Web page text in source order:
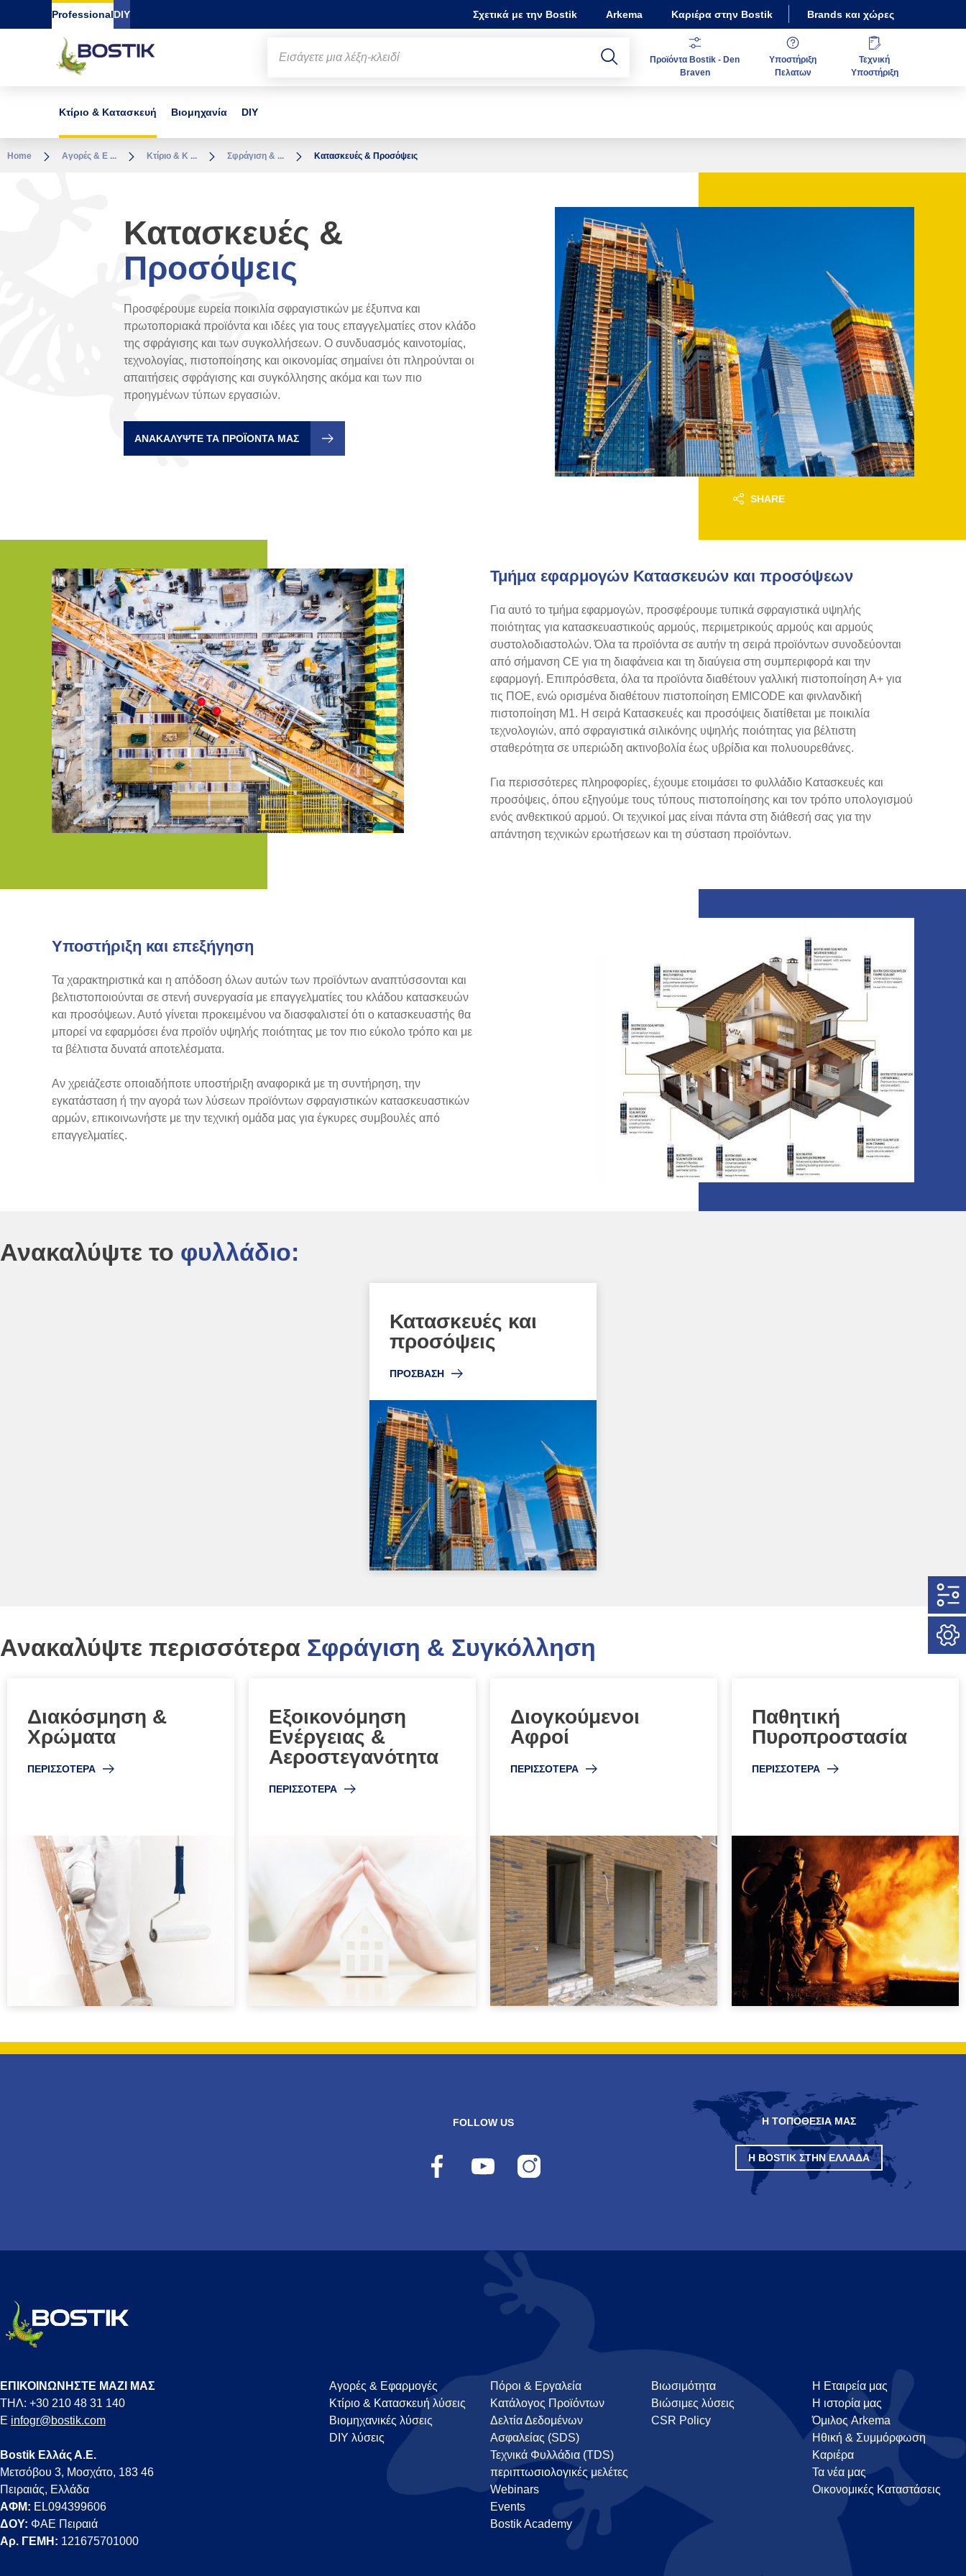
Go to content Go to navigation
ProfessionalDIY Σχετικά με την Bostik Arkema Καριέρα στην Bostik Brands και χώρες
Κτίριο & Κατασκευή Βιομηχανία DIY
Προϊόντα Bostik - Den
Braven
Υποστήριξη
Πελατων
Τεχνική
Υποστήριξη
Home Αγορές & Ε ... Κτίριο & Κ ... Σφράγιση & ... Κατασκευές & Προσόψεις
Κατασκευές &
Προσόψεις
Προσφέρουμε ευρεία ποικιλία σφραγιστικών με έξυπνα και
πρωτοποριακά προϊόντα και ιδέες για τους επαγγελματίες στον κλάδο
της σφράγισης και των συγκολλήσεων. Ο συνδυασμός καινοτομίας,
τεχνολογίας, πιστοποίησης και οικονομίας σημαίνει ότι πληρούνται οι
απαιτήσεις σφράγισης και συγκόλλησης ακόμα και των πιο
προηγμένων τύπων εργασιών.
ΑΝΑΚΑΛΎΨΤΕ ΤΑ ΠΡΟΪΌΝΤΑ ΜΑΣ
SHARE
Τμήμα εφαρμογών Κατασκευών και προσόψεων
Για αυτό το τμήμα εφαρμογών, προσφέρουμε τυπικά σφραγιστικά υψηλής
ποιότητας για κατασκευαστικούς αρμούς, περιμετρικούς αρμούς και αρμούς
συστολοδιαστολών. Όλα τα προϊόντα σε αυτήν τη σειρά προϊόντων συνοδεύονται
από σήμανση CE για τη διαφάνεια και τη διαύγεια στη συμπεριφορά και την
εφαρμογή. Επιπρόσθετα, όλα τα προϊόντα διαθέτουν γαλλική πιστοποίηση Α+ για
τις ΠΟΕ, ενώ ορισμένα διαθέτουν πιστοποίηση EMICODE και φινλανδική
πιστοποίηση M1. Η σειρά Κατασκευές και προσόψεις διατίθεται με ποικιλία
τεχνολογιών, από σφραγιστικά σιλικόνης υψηλής ποιότητας για βέλτιστη
σταθερότητα σε υπεριώδη ακτινοβολία έως υβρίδια και πολυουρεθάνες.
Για περισσότερες πληροφορίες, έχουμε ετοιμάσει το φυλλάδιο Κατασκευές και
προσόψεις, όπου εξηγούμε τους τύπους πιστοποίησης και τον τρόπο υπολογισμού
ενός ανθεκτικού αρμού. Οι τεχνικοί μας είναι πάντα στη διάθεσή σας για την
απάντηση τεχνικών ερωτήσεων και τη σύσταση προϊόντων.
Υποστήριξη και επεξήγηση
Τα χαρακτηριστικά και η απόδοση όλων αυτών των προϊόντων αναπτύσσονται και
βελτιστοποιούνται σε στενή συνεργασία με επαγγελματίες του κλάδου κατασκευών
και προσόψεων. Αυτό γίνεται προκειμένου να διασφαλιστεί ότι ο κατασκευαστής θα
μπορεί να εφαρμόσει ένα προϊόν υψηλής ποιότητας με τον πιο εύκολο τρόπο και με
τα βέλτιστα δυνατά αποτελέσματα.
Αν χρειάζεστε οποιαδήποτε υποστήριξη αναφορικά με τη συντήρηση, την
εγκατάσταση ή την αγορά των λύσεων προϊόντων σφραγιστικών κατασκευαστικών
αρμών, επικοινωνήστε με την τεχνική ομάδα μας για έγκυρες συμβουλές από
επαγγελματίες.
Ανακαλύψτε το φυλλάδιο:
Κατασκευές και
προσόψεις
ΠΡΟΣΒΑΣΗ
Ανακαλύψτε περισσότερα Σφράγιση & Συγκόλληση
Διακόσμηση &
Χρώματα​​​​​​​
ΠΕΡΙΣΣΟΤΕΡΑ
Εξοικονόμηση
Ενέργειας &
Αεροστεγανότητα
ΠΕΡΙΣΣΟΤΕΡΑ
Διογκούμενοι
Αφροί
ΠΕΡΙΣΣΟΤΕΡΑ
Παθητική
Πυροπροστασία
ΠΕΡΙΣΣΟΤΕΡΑ
FOLLOW US Η ΤΟΠΟΘΕΣΙΑ ΜΑΣ
Η BOSTIK ΣΤΗΝ ΕΛΛΆΔΑ
ΕΠΙΚΟΙΝΩΝΗΣΤΕ ΜΑΖΙ ΜΑΣ
ΤΗΛ: +30 210 48 31 140
E infogr@bostik.com
Bostik Ελλάς Α.Ε.
Μετσόβου 3, Μοσχάτο, 183 46
Πειραιάς, Ελλάδα
ΑΦΜ: EL094399606
ΔΟΥ: ΦΑΕ Πειραιά
Αρ. ΓΕΜΗ: 121675701000
Αγορές & Εφαρμογές
Κτίριο & Κατασκευή λύσεις
Βιομηχανικές λύσεις
DIY λύσεις
Πόροι & Εργαλεία
Κατάλογος Προϊόντων
Δελτία Δεδομένων
Ασφαλείας (SDS)
Τεχνικά Φυλλάδια (TDS)
περιπτωσιολογικές μελέτες
Webinars
Events
Bostik Academy
Βιωσιμότητα
Βιώσιμες λύσεις
CSR Policy
Η Εταιρεία μας
Η ιστορία μας
Όμιλος Arkema
Ηθική & Συμμόρφωση
Καριέρα
Τα νέα μας
Οικονομικές Καταστάσεις